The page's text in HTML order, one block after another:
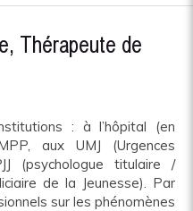
Thérapeute de
: à l’hôpital (en
aux UMJ (Urgences
(psychologue titulaire /
de la Jeunesse). Par
sur les phénomènes